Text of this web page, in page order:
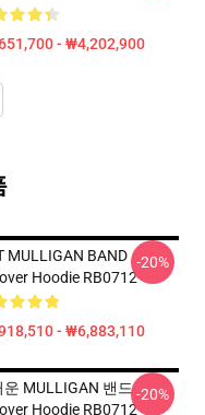
- ₩4,202,900
MULLIGAN BAND
Hoodie RB0712
- ₩6,883,110
-20%
운 MULLIGAN 밴드
Hoodie RB0712
-20%